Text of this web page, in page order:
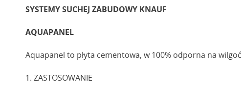
SYSTEMY SUCHEJ ZABUDOWY KNAUF
AQUAPANEL
Aquapanel to płyta cementowa, w 100% odporna na
1. ZASTOSOWANIE